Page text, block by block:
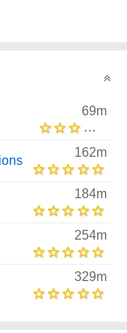
69m
162m
184m
254m
329m